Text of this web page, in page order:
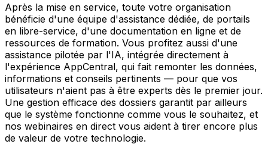
Après la mise en service, toute votre organisation
bénéficie d'une équipe d'assistance dédiée, de portails
en libre-service, d'une documentation en ligne et de
ressources de formation. Vous profitez aussi d'une
assistance pilotée par l'IA, intégrée directement à
l'expérience AppCentral, qui fait remonter les données,
informations et conseils pertinents — pour que vos
utilisateurs n'aient pas à être experts dès le premier jour.
Une gestion efficace des dossiers garantit par ailleurs
que le système fonctionne comme vous le souhaitez, et
nos webinaires en direct vous aident à tirer encore plus
de valeur de votre technologie.